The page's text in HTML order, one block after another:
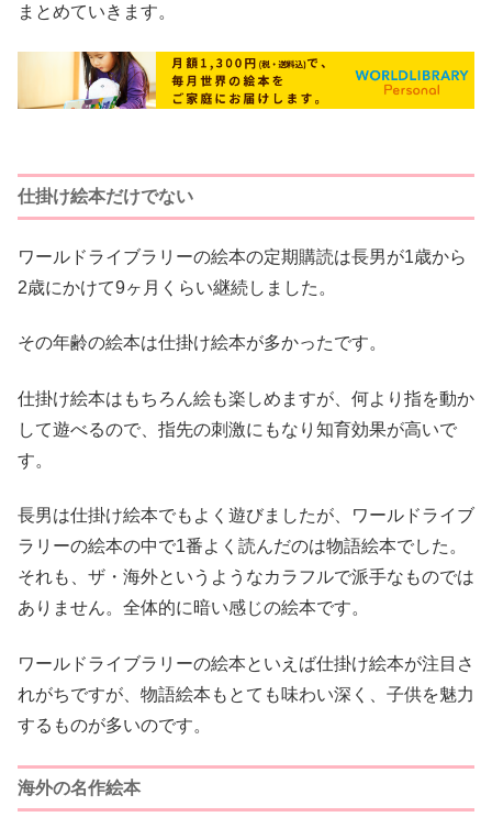
まとめていきます。
仕掛け絵本だけでない
ワールドライブラリーの絵本の定期購読は長男が1歳から
2歳にかけて9ヶ月くらい継続しました。
その年齢の絵本は仕掛け絵本が多かったです。
仕掛け絵本はもちろん絵も楽しめますが、何より指を動か
して遊べるので、指先の刺激にもなり知育効果が高いで
す。
長男は仕掛け絵本でもよく遊びましたが、ワールドライブ
ラリーの絵本の中で1番よく読んだのは物語絵本でした。
それも、ザ・海外というようなカラフルで派手なものでは
ありません。全体的に暗い感じの絵本です。
ワールドライブラリーの絵本といえば仕掛け絵本が注目さ
れがちですが、物語絵本もとても味わい深く、子供を魅力
するものが多いのです。
海外の名作絵本